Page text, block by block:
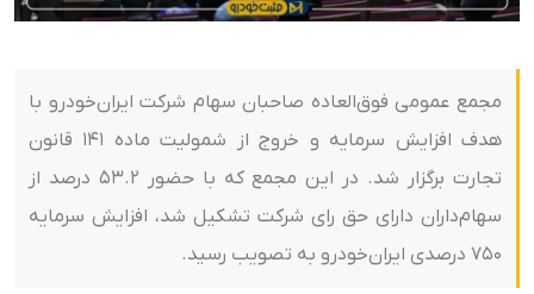
مجمع عمومی فوق‌العاده صاحبان سهام شرکت ایران‌خودرو با
هدف افزایش سرمایه و خروج از شمولیت ماده ۱۴۱ قانون
تجارت برگزار شد. در این مجمع که با حضور ۵۳.۲ درصد از
سهام‌داران دارای حق رای شرکت تشکیل شد، افزایش سرمایه
۷۵۰ درصدی ایران‌خودرو به تصویب رسید.